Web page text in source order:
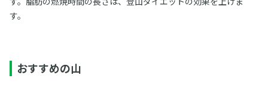
す。
おすすめの山